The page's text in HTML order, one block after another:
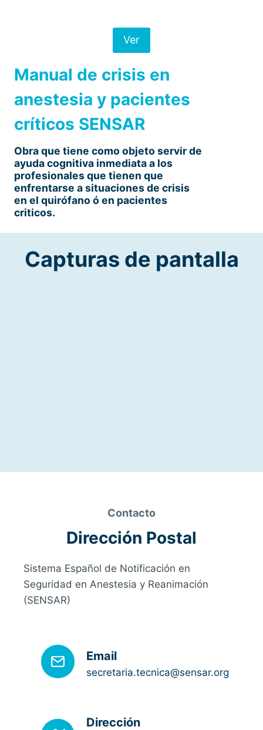
Ver
Manual de crisis en
anestesia y pacientes
críticos SENSAR
Obra que tiene como objeto servir de
ayuda cognitiva inmediata a los
profesionales que tienen que
enfrentarse a situaciones de crisis
en el quirófano ó en pacientes
criticos.
Capturas de pantalla
Contacto
Dirección Postal
Sistema Español de Notificación en
Seguridad en Anestesia y Reanimación
(SENSAR)
Email
secretaria.tecnica@sensar.org
Dirección